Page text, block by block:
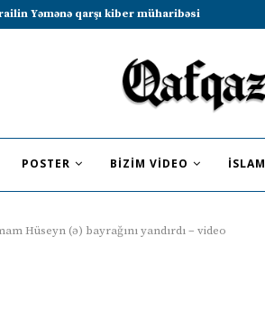
sammitində iştirak etməyə dəvət...
POSTER BIZIM VIDEO İSLAM
Hüseyn (ə) bayrağını yandırdı – video